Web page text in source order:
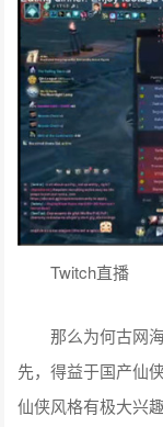
Twitch直播
那么为何古网海
先，得益于国产仙
仙侠风格有极大兴